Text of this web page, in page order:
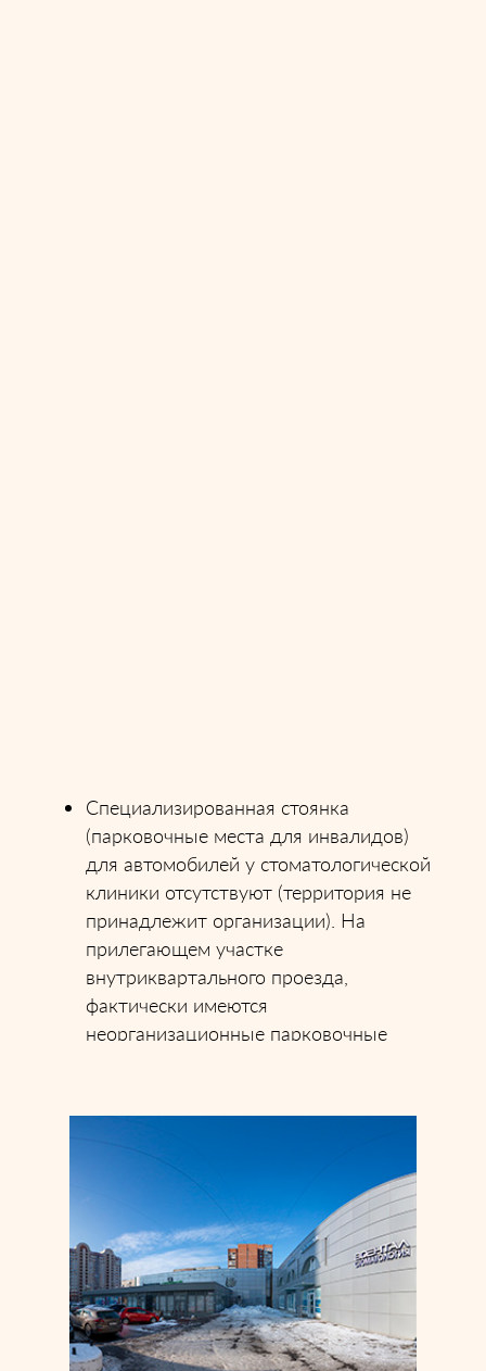
Специализированная стоянка
(парковочные места для инвалидов)
для автомобилей у стоматологической
клиники отсутствуют (территория не
принадлежит организации). На
прилегающем участке
внутриквартального проезда,
фактически имеются
неорганизационные парковочные